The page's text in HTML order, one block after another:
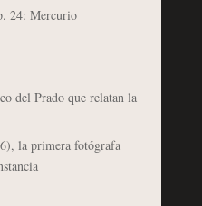
24: Mercurio
del Prado que relatan la
la primera fotógrafa